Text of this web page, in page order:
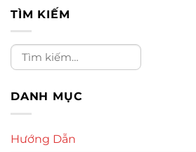
TÌM KIẾM
DANH MỤC
Hướng Dẫn